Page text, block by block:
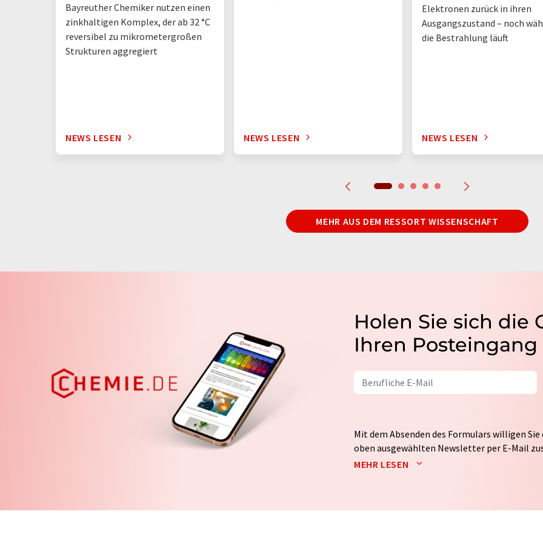
Bayreuther Chemiker nutzen einen
zinkhaltigen Komplex, der ab 32 °C
reversibel zu mikrometergroßen
Strukturen aggregiert
NEWS LESEN NEWS LESEN
Elektronen zurück in ihren
Ausgangszustand – noch
die Bestrahlung läuft
NEWS LESEN
MEHR AUS DEM RESSORT WISSENSCHAFT
Holen Sie sich die
Ihren Posteingang
Mit dem Absenden des Formulars willigen Sie
oben ausgewählten Newsletter per E-Mail
weitergegeben. Die Speicherung und
MEHR LESEN